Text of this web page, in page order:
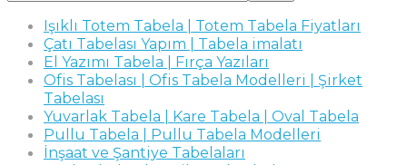
Işıklı Totem Tabela | Totem Tabela Fiyatları
Çatı Tabelası Yapım | Tabela imalatı
El Yazımı Tabela | Fırça Yazıları
Ofis Tabelası | Ofis Tabela Modelleri | Şirket
Tabelası
Yuvarlak Tabela | Kare Tabela | Oval Tabela
Pullu Tabela | Pullu Tabela Modelleri
İnşaat ve Şantiye Tabelaları